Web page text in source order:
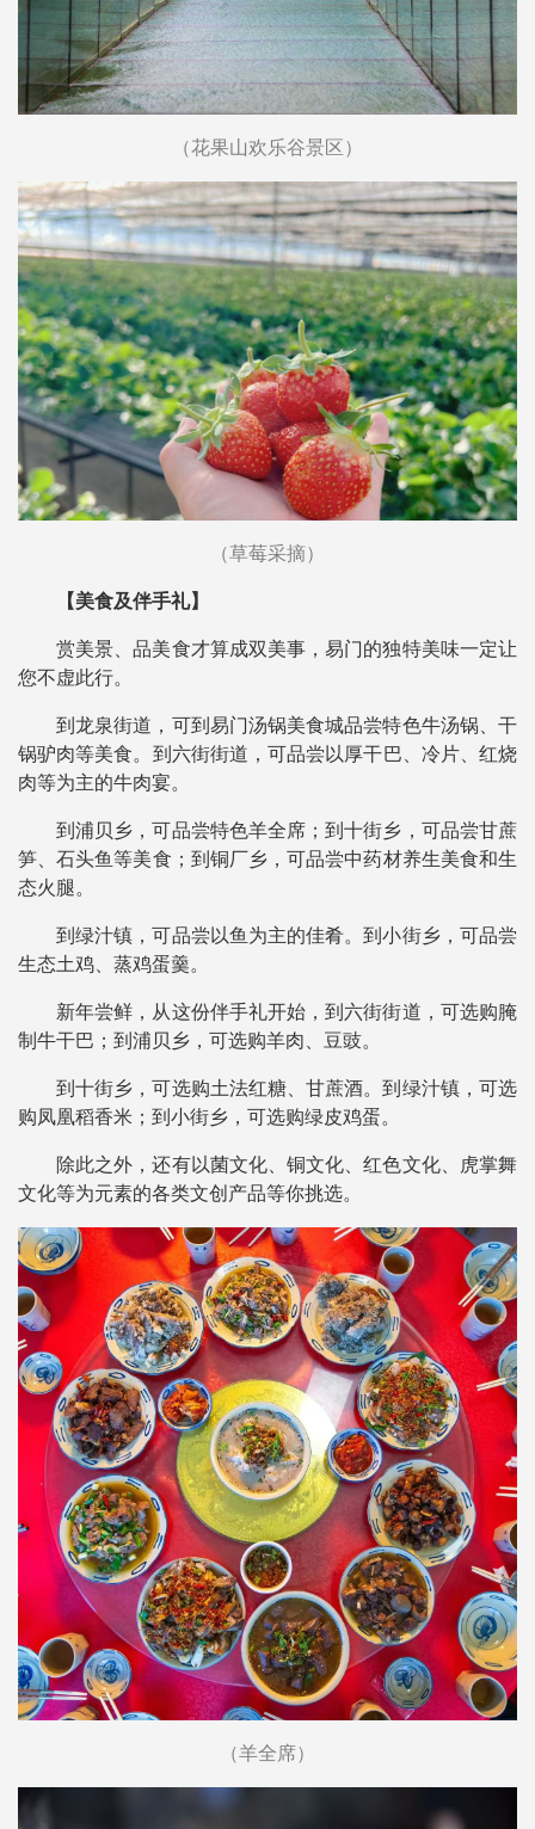
（花果山欢乐谷景区）
（草莓采摘）
【美食及伴手礼】
赏美景、品美食才算成双美事，易门的独特美味一定让
您不虚此行。
到龙泉街道，可到易门汤锅美食城品尝特色牛汤锅、干
锅驴肉等美食。到六街街道，可品尝以厚干巴、冷片、红烧
肉等为主的牛肉宴。
到浦贝乡，可品尝特色羊全席；到十街乡，可品尝甘蔗
笋、石头鱼等美食；到铜厂乡，可品尝中药材养生美食和生
态火腿。
到绿汁镇，可品尝以鱼为主的佳肴。到小街乡，可品尝
生态土鸡、蒸鸡蛋羹。
新年尝鲜，从这份伴手礼开始，到六街街道，可选购腌
制牛干巴；到浦贝乡，可选购羊肉、豆豉。
到十街乡，可选购土法红糖、甘蔗酒。到绿汁镇，可选
购凤凰稻香米；到小街乡，可选购绿皮鸡蛋。
除此之外，还有以菌文化、铜文化、红色文化、虎掌舞
文化等为元素的各类文创产品等你挑选。
（羊全席）